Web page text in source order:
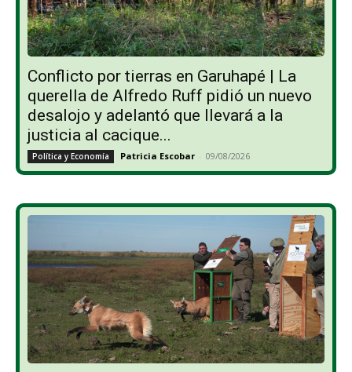
Conflicto por tierras en Garuhapé | La
querella de Alfredo Ruff pidió un nuevo
desalojo y adelantó que llevará a la
justicia al cacique...
Política y Economía Patricia Escobar - 09/08/2026